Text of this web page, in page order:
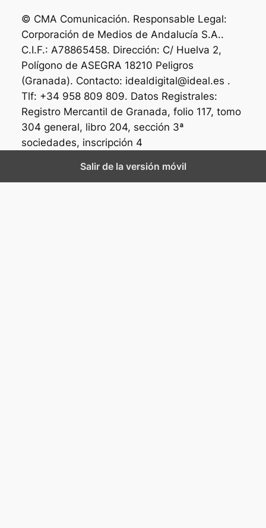
© CMA Comunicación. Responsable Legal:
Corporación de Medios de Andalucía S.A..
C.I.F.: A78865458. Dirección: C/ Huelva 2,
Polígono de ASEGRA 18210 Peligros
(Granada). Contacto: idealdigital@ideal.es .
Tlf: +34 958 809 809. Datos Registrales:
Registro Mercantil de Granada, folio 117, tomo
304 general, libro 204, sección 3ª
sociedades, inscripción 4
Salir de la versión móvil